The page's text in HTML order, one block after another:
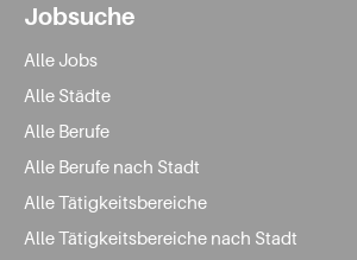
Jobsuche
Alle Jobs
Alle Städte
Alle Berufe
Alle Berufe nach Stadt
Alle Tätigkeitsbereiche
Alle Tätigkeitsbereiche nach Stadt